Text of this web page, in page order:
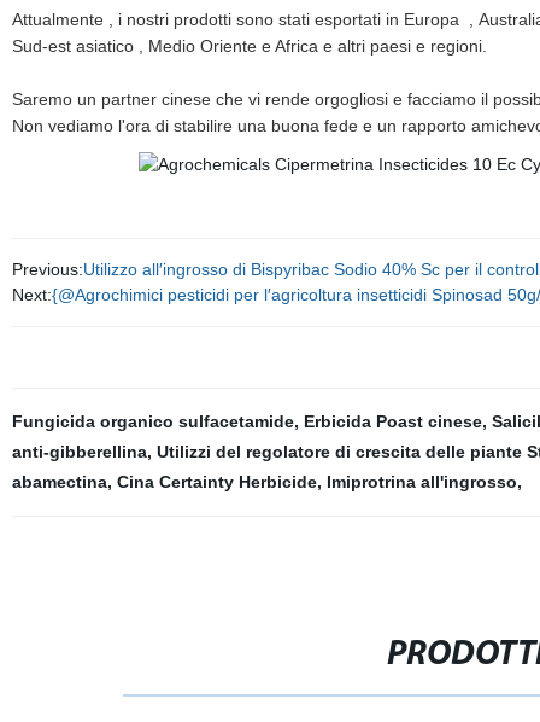
Attualmente , i nostri prodotti sono stati esportati in Europa
Sud-est asiatico , Medio Orientee Africa e altri paesi e regioni.
Saremo un partner cinese che vi rende orgogliosi e facciamo il
Non vediamo l'ora di stabilire una buona fede e un rapporto
Previous:Utilizzo all′ingrosso di Bispyribac Sodio 40% Sc per il
Next:{@Agrochimici pesticidi per l′agricoltura insetticidi Spinosad
Fungicida organico sulfacetamide, Erbicida Poast cinese,
anti-gibberellina, Utilizzi del regolatore di crescita delle piante
abamectina, Cina Certainty Herbicide, Imiprotrina all'ingrosso,